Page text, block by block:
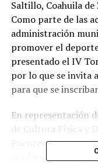
Saltillo, Coahuila
Como parte de las
administración
promover el
presentado el IV
por lo que se invita
para que se
En representación
de Cultura Física y
Puentes Montes,
academias de